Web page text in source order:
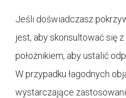
Jeśli doświadczasz
jest, aby skonsultować się
położnikiem, aby ustalić
W przypadku łagodnych
wystarczające